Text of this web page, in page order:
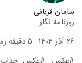
سامان قربانی
روزنامه نگار
26 آذر 1403
5 دقیقه زمان مطالعه